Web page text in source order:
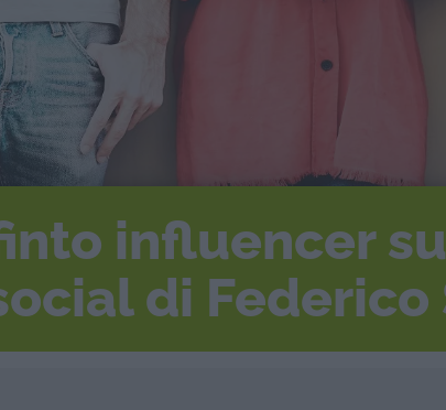
influencer
di